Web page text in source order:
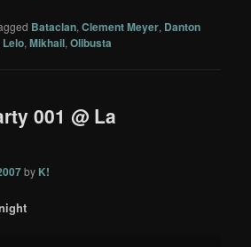
Bataclan,Clement Meyer, Danton
Lelo,Mikhail,Olibusta
001 @ La
by K!